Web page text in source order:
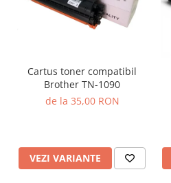
Cartus toner compatibil
Brother TN-1090
de la 35,00 RON
VEZI VARIANTE